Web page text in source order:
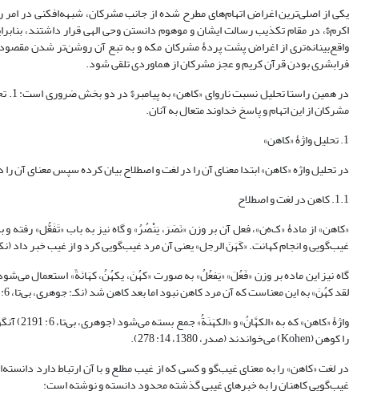
یکی از اصلی‌ترین اغراض اتهام‌های مطرح شده از جانب مشرکان، شبهه‌افکنی در امر
اکرم$، در مقام تکذیب رسالت ایشان و موهوم دانستن وحی الهی قرار داشتند،
واقع‌بینانه‌تری از اغراض پشت پردۀ مشرکان مکه و به تبع آن روشن‌تر شدن مقصود
فرابشری بودن قرآن کریم و عجز مشرکان از هماوردی تلقی شود.
مشرکان از این اتهام و پاسخ خداوند متعال به آنان.
1. تحلیل واژۀ «کاهن»
در تحلیل واژه «کاهن» ابتدا معنای آن را در لغت و اصطلاح بیان کرده سپس معنای
1.1. کاهن در لغت و اصطلاح
«کاهن» از مادۀ «ک‌ه‌ن»، فعل آن بر وزن «نَصَرَ، یَنْصُرُ» و گاه نیز به باب «تَفَعُّل»
غیب‌گویی و انجام کهانت. «کَهَنَ الرجل» یعنی آن مرد غیب‌گویی کرد و از غیب خبر داد (نکـ: جوهری، بی‌تا، 6: 2191؛
گاه نیز این ماده بر وزن «فَعُلَ» «یَفعُلُ» به صورت «کهُنَ، یکهُنُ، کهَانَةً»
لقد کهُنَ» به این معناست که آن مرد کاهن نبود اما بعد کاهن شد (نکـ: جوهری، بی‌تا، 6: 2191؛ ابن‌منظور، 1414، 13: 362-363؛ فیومی، 1414، 2: 543).
را کوهن (Kohen) می‌خواندند (صدر، 1380، 14: 278).
غیب‌گویی کاهنان را به خبرهای غیبی گذشته محدود دانسته و نوشته است: